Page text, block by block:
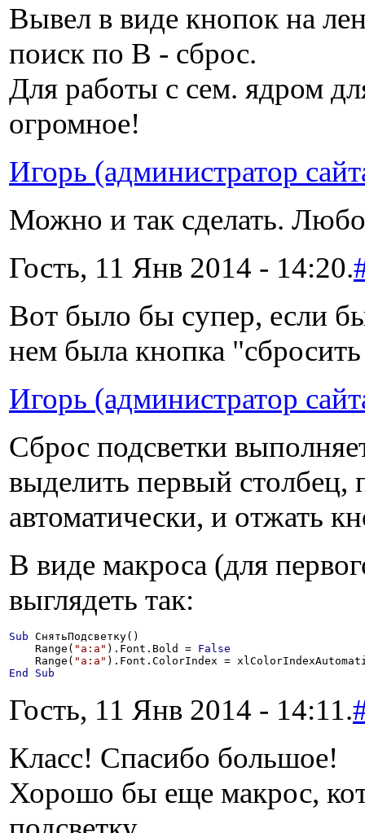
Вывел в виде кнопок на
поиск по В - сброс.
Для работы с сем. ядром
огромное!
Игорь (администратор
Можно и так сделать.
Гость, 11 Янв 2014 - 14:20.
Вот было бы супер, если
нем была кнопка
Игорь (администратор
Сброс подсветки
выделить первый столбец,
автоматически, и отжать
В виде макроса (для
выглядеть так:
Sub СнятьПодсветку()
    Range(
"a:a" ).Font.Bold = False
    Range(
"a:a"
End
Sub
Гость, 11 Янв 2014 - 14:11.
Класс! Спасибо большое!
Хорошо бы еще макрос,